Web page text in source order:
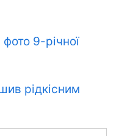
9-річної
рідкісним